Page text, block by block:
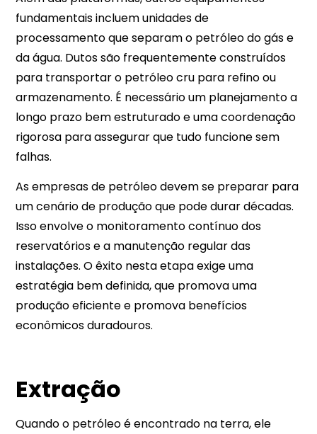
fundamentais incluem unidades de
processamento que separam o petróleo do gás e
da água. Dutos são frequentemente construídos
para transportar o petróleo cru para refino ou
armazenamento. É necessário um planejamento a
longo prazo bem estruturado e uma coordenação
rigorosa para assegurar que tudo funcione sem
falhas.
As empresas de petróleo devem se preparar para
um cenário de produção que pode durar décadas.
Isso envolve o monitoramento contínuo dos
reservatórios e a manutenção regular das
instalações. O êxito nesta etapa exige uma
estratégia bem definida, que promova uma
produção eficiente e promova benefícios
econômicos duradouros.
Extração
Quando o petróleo é encontrado na terra, ele